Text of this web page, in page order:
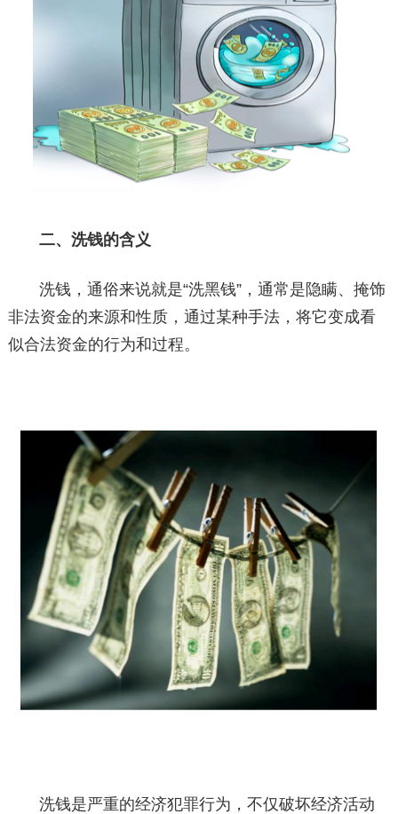
二、洗钱的含义
洗钱，通俗来说就是“洗黑钱”，通常是隐瞒、掩饰
非法资金的来源和性质，通过某种手法，将它变成看
似合法资金的行为和过程。
洗钱是严重的经济犯罪行为，不仅破坏经济活动